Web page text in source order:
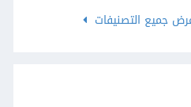
جميع التصنيفات